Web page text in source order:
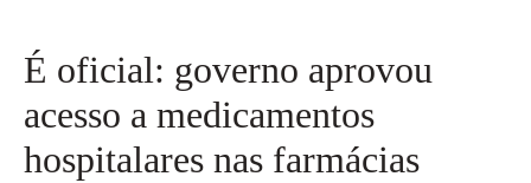
É oficial: governo aprovou
acesso a medicamentos
hospitalares nas farmácias